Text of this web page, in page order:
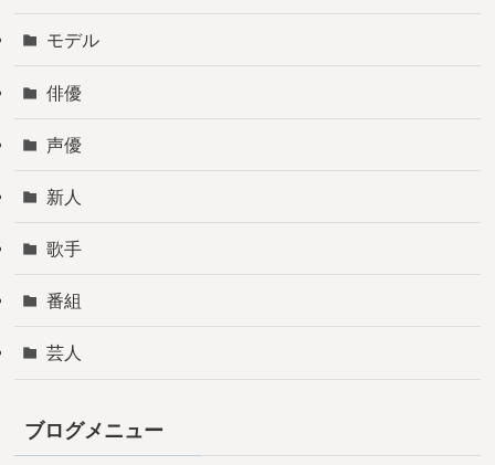
モデル
俳優
声優
新人
歌手
番組
芸人
ブログメニュー